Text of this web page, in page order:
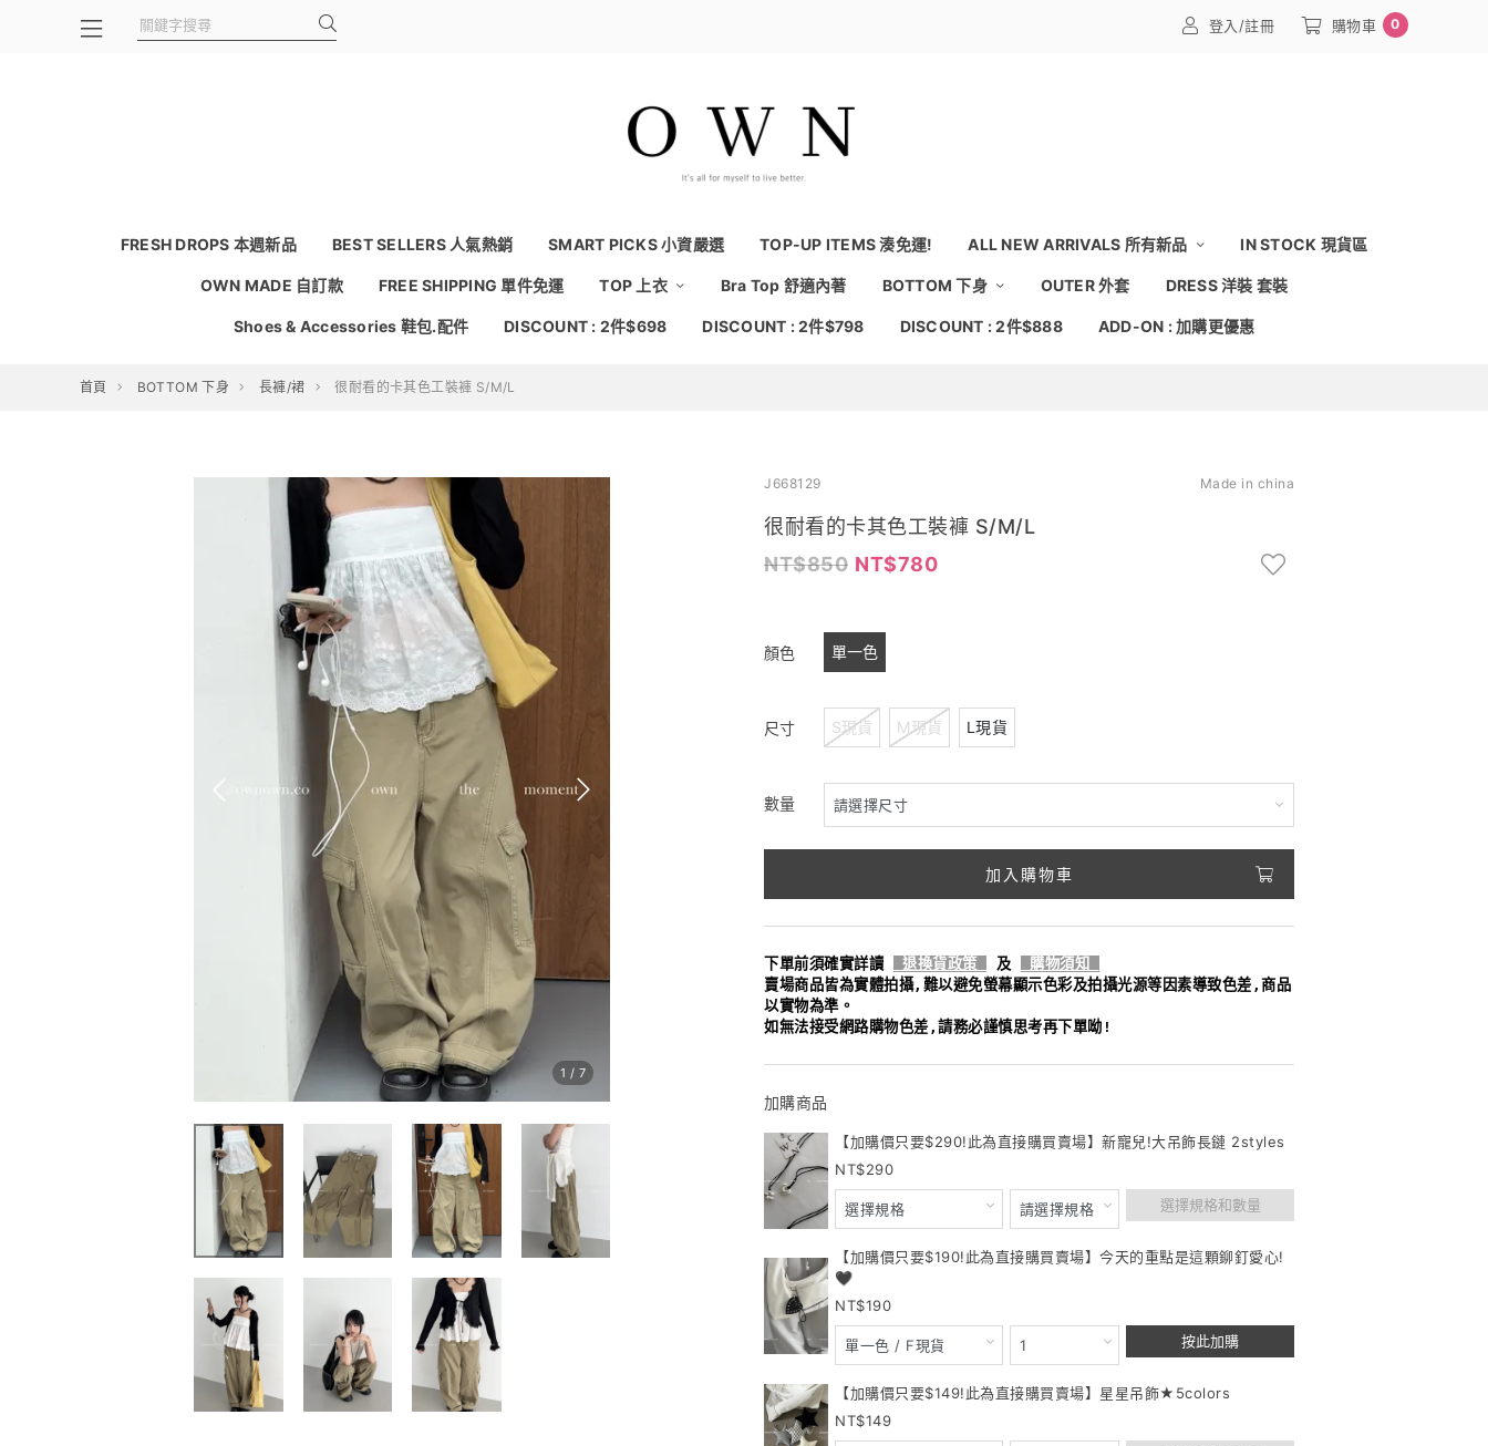
登入/註冊 購物車 0
FRESH DROPS 本週新品 BEST SELLERS 人氣熱銷 SMART PICKS 小資嚴選 TOP-UP ITEMS 湊免運! ALL NEW ARRIVALS 所有新品 IN STOCK 現貨區
OWN MADE 自訂款 FREE SHIPPING 單件免運 TOP 上衣 Bra Top 舒適內著 BOTTOM 下身 OUTER 外套 DRESS 洋裝 套裝
Shoes & Accessories 鞋包.配件 DISCOUNT : 2件$698 DISCOUNT : 2件$798 DISCOUNT : 2件$888 ADD-ON : 加購更優惠
首頁 BOTTOM 下身 長褲/裙 很耐看的卡其色工裝褲 S/M/L
1 / 7
J668129 Made in china
很耐看的卡其色工裝褲 S/M/L
850
780
顏色 單一色
尺寸 S現貨 M現貨 L現貨
數量
加入購物車
下單前須確實詳讀 退換貨政策 及
購物須知
賣場商品皆為實體拍攝,難以避免螢幕顯示色彩及拍攝光源等因素導致色差,商品
以實物為準。
如無法接受網路購物色差,請務必謹慎思考再下單呦!
加購商品
【加購價只要$290!此為直接購買賣場】新寵兒!大吊飾長鏈 2styles
290
選擇規格和數量
【加購價只要$190!此為直接購買賣場】今天的重點是這顆鉚釘愛心!
🖤
190
按此加購
【加購價只要$149!此為直接購買賣場】星星吊飾★5colors
149